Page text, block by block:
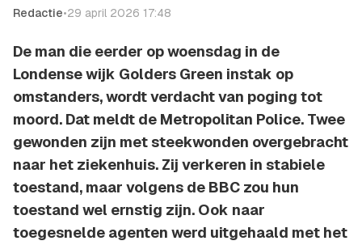
Redactie•29 april 2026 17:48
De man die eerder op woensdag in de
Londense wijk Golders Green instak op
omstanders, wordt verdacht van poging tot
moord. Dat meldt de Metropolitan Police. Twee
gewonden zijn met steekwonden overgebracht
naar het ziekenhuis. Zij verkeren in stabiele
toestand, maar volgens de BBC zou hun
toestand wel ernstig zijn. Ook naar
toegesnelde agenten werd uitgehaald met het